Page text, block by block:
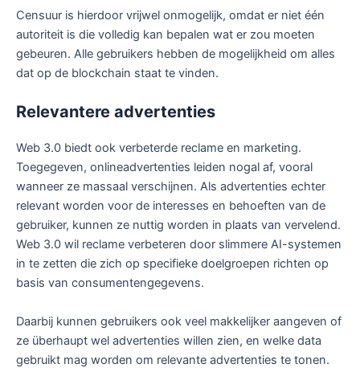
Censuur is hierdoor vrijwel onmogelijk, omdat er niet één
autoriteit is die volledig kan bepalen wat er zou moeten
gebeuren. Alle gebruikers hebben de mogelijkheid om alles
dat op de blockchain staat te vinden.
Relevantere advertenties
Web 3.0 biedt ook verbeterde reclame en marketing.
Toegegeven, onlineadvertenties leiden nogal af, vooral
wanneer ze massaal verschijnen. Als advertenties echter
relevant worden voor de interesses en behoeften van de
gebruiker, kunnen ze nuttig worden in plaats van vervelend.
Web 3.0 wil reclame verbeteren door slimmere AI-systemen
in te zetten die zich op specifieke doelgroepen richten op
basis van consumentengegevens.
Daarbij kunnen gebruikers ook veel makkelijker aangeven of
ze überhaupt wel advertenties willen zien, en welke data
gebruikt mag worden om relevante advertenties te tonen.